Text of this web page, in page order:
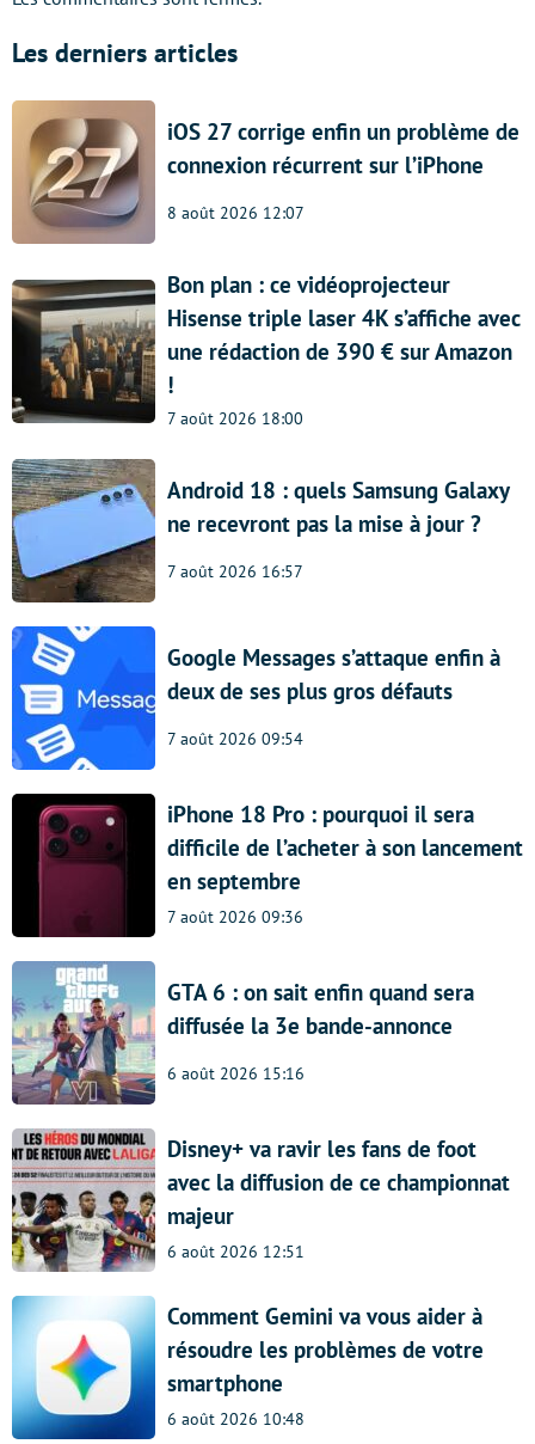
Les derniers articles
iOS 27 corrige enfin un problème de
connexion récurrent sur l’iPhone
8 août 2026 12:07
Bon plan : ce vidéoprojecteur
Hisense triple laser 4K s’affiche avec
une rédaction de 390 € sur Amazon
!
7 août 2026 18:00
Android 18 : quels Samsung Galaxy
ne recevront pas la mise à jour ?
7 août 2026 16:57
Google Messages s’attaque enfin à
deux de ses plus gros défauts
7 août 2026 09:54
iPhone 18 Pro : pourquoi il sera
difficile de l’acheter à son lancement
en septembre
7 août 2026 09:36
GTA 6 : on sait enfin quand sera
diffusée la 3e bande-annonce
6 août 2026 15:16
Disney+ va ravir les fans de foot
avec la diffusion de ce championnat
majeur
6 août 2026 12:51
Comment Gemini va vous aider à
résoudre les problèmes de votre
smartphone
6 août 2026 10:48